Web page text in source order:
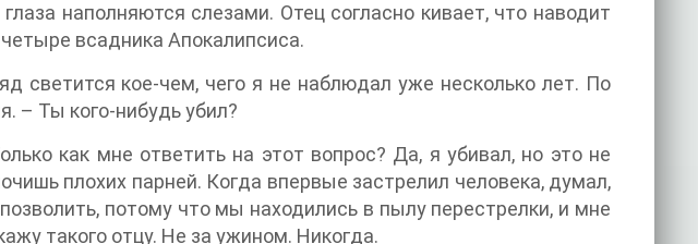
наполняются слезами. Отец согласно кивает, что наводит
всадника Апокалипсиса.
светится кое-чем, чего я не наблюдал уже несколько лет. По
– Ты кого-нибудь убил?
как мне ответить на этот вопрос? Да, я убивал, но это не
плохих парней. Когда впервые застрелил человека, думал,
потому что мы находились в пылу перестрелки, и мне
такого отцу. Не за ужином. Никогда.